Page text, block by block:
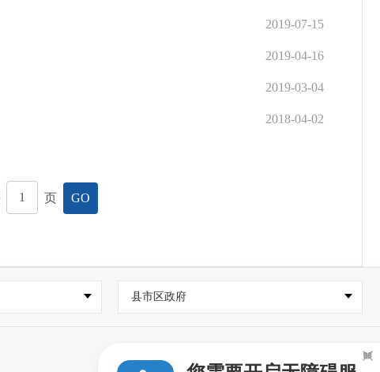
2019-07-15
2019-04-16
2019-03-04
2018-04-02
页 GO
县市区政府
